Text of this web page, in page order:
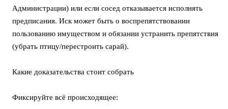
Администрации) или если сосед отказывается исполнять
предписания. Иск может быть о воспрепятствовании
пользованию имуществом и обязании устранить препятствия
(убрать птицу/перестроить сарай).
Какие доказательства стоит собрать
Фиксируйте всё происходящее: